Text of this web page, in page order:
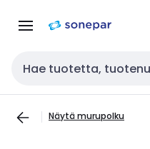
navigointiinsisältöön
Haku
Näytä murupolku